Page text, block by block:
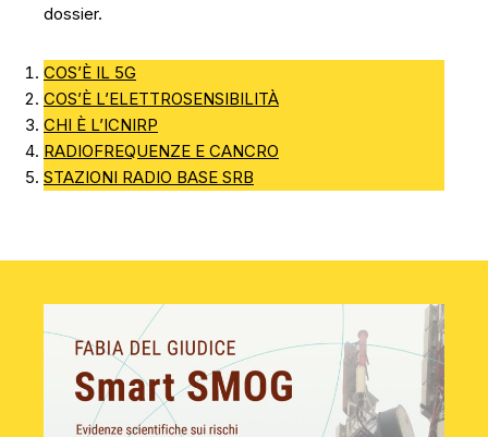
dossier.
COS’È IL 5G
COS’È L’ELETTROSENSIBILITÀ
CHI È L’ICNIRP
RADIOFREQUENZE E CANCRO
STAZIONI RADIO BASE SRB